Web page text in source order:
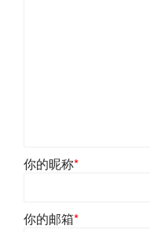
你的昵称*
你的邮箱*